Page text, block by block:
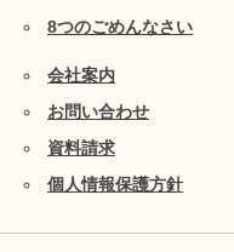
8つのごめんなさい
会社案内
お問い合わせ
資料請求
個人情報保護方針